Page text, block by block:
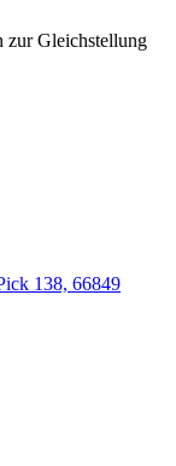
zur Gleichstellung
138, 66849